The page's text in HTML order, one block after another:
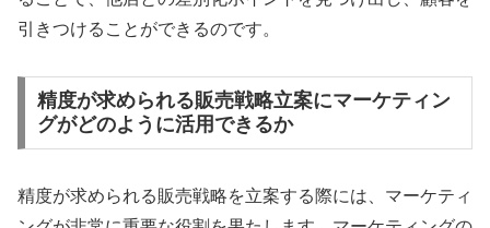
引きつけることができるのです。
精度が求められる販売戦略立案にマーケティン
グがどのように活用できるか
精度が求められる販売戦略を立案する際には、マーケティ